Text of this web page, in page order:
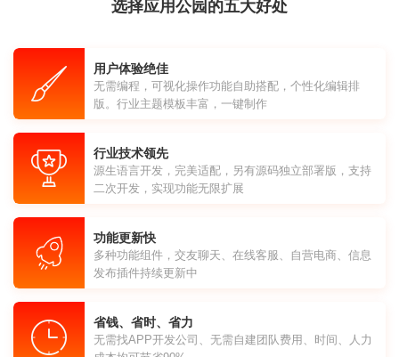
选择应用公园的五大好处
用户体验绝佳
无需编程，可视化操作功能自助搭配，个性化编辑排
版。行业主题模板丰富，一键制作
行业技术领先
源生语言开发，完美适配，另有源码独立部署版，支持
二次开发，实现功能无限扩展
功能更新快
多种功能组件，交友聊天、在线客服、自营电商、信息
发布插件持续更新中
省钱、省时、省力
无需找APP开发公司、无需自建团队费用、时间、人力